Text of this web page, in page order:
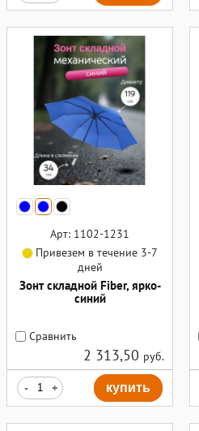
Арт: 1102-1231
Привезем в течение 3-7
дней
Зонт складной Fiber, ярко-
синий
Сравнить
2 313,50 руб.
- + купить